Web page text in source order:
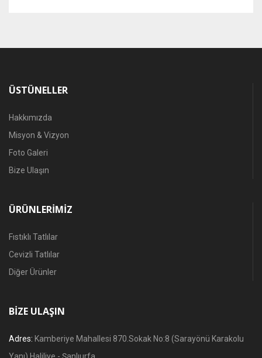
ÜSTÜNELLER
Hakkımızda
Misyon & Vizyon
Foto Galeri
Bize Ulaşın
ÜRÜNLERIMIZ
Fıstıklı Tatlılar
Cevizli Tatlılar
Diğer Ürünler
BIZE ULAŞIN
Adres: Kamberiye Mahallesi 870.Sokak No:8 (Sarayönü Karakolu